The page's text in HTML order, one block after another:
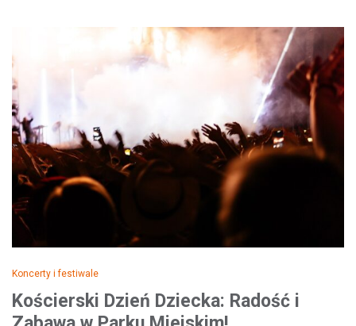
Koncerty i festiwale
Kościerski Dzień Dziecka: Radość i